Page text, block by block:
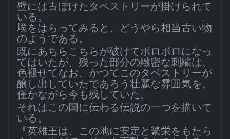
壁には古ぼけたタペストリーが掛けられて
いる。
埃をはらってみると、どうやら相当古い物
のようである。
既にあちらこちらが破けてボロボロになっ
てはいたが、残った部分の緻密な刺繍は、
色褪せてなお、かつてこのタペストリーが
醸し出していたであろう壮麗な雰囲気を、
僅かながら今も残していた。
それはこの国に伝わる伝説の一つを描いて
いる。
『英雄王は、この地に安定と繁栄をもたら